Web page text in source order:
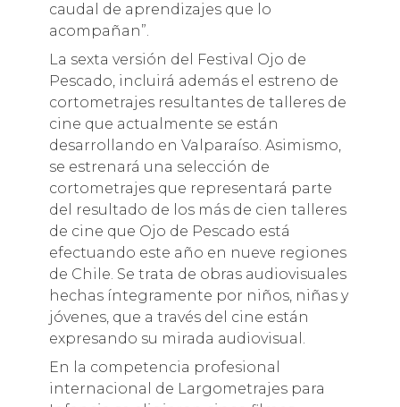
caudal de aprendizajes que lo
acompañan”.
La sexta versión del Festival Ojo de
Pescado, incluirá además el estreno de
cortometrajes resultantes de talleres de
cine que actualmente se están
desarrollando en Valparaíso. Asimismo,
se estrenará una selección de
cortometrajes que representará parte
del resultado de los más de cien talleres
de cine que Ojo de Pescado está
efectuando este año en nueve regiones
de Chile. Se trata de obras audiovisuales
hechas íntegramente por niños, niñas y
jóvenes, que a través del cine están
expresando su mirada audiovisual.
En la competencia profesional
internacional de Largometrajes para